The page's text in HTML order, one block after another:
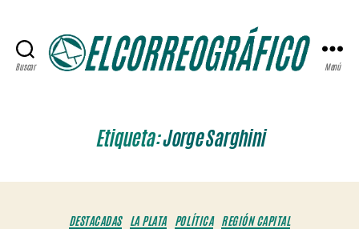
Buscar Menú
Etiqueta:Jorge Sarghini
Categorías
DESTACADAS LA PLATA POLÍTICA REGIÓN CAPITAL